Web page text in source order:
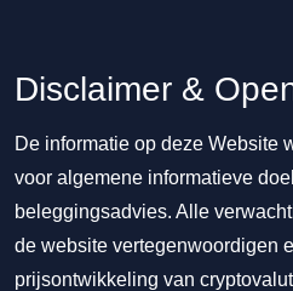
Disclaimer &
De informatie op deze Website
voor algemene informatieve
beleggingsadvies. Alle
de website vertegenwoordigen
prijsontwikkeling van